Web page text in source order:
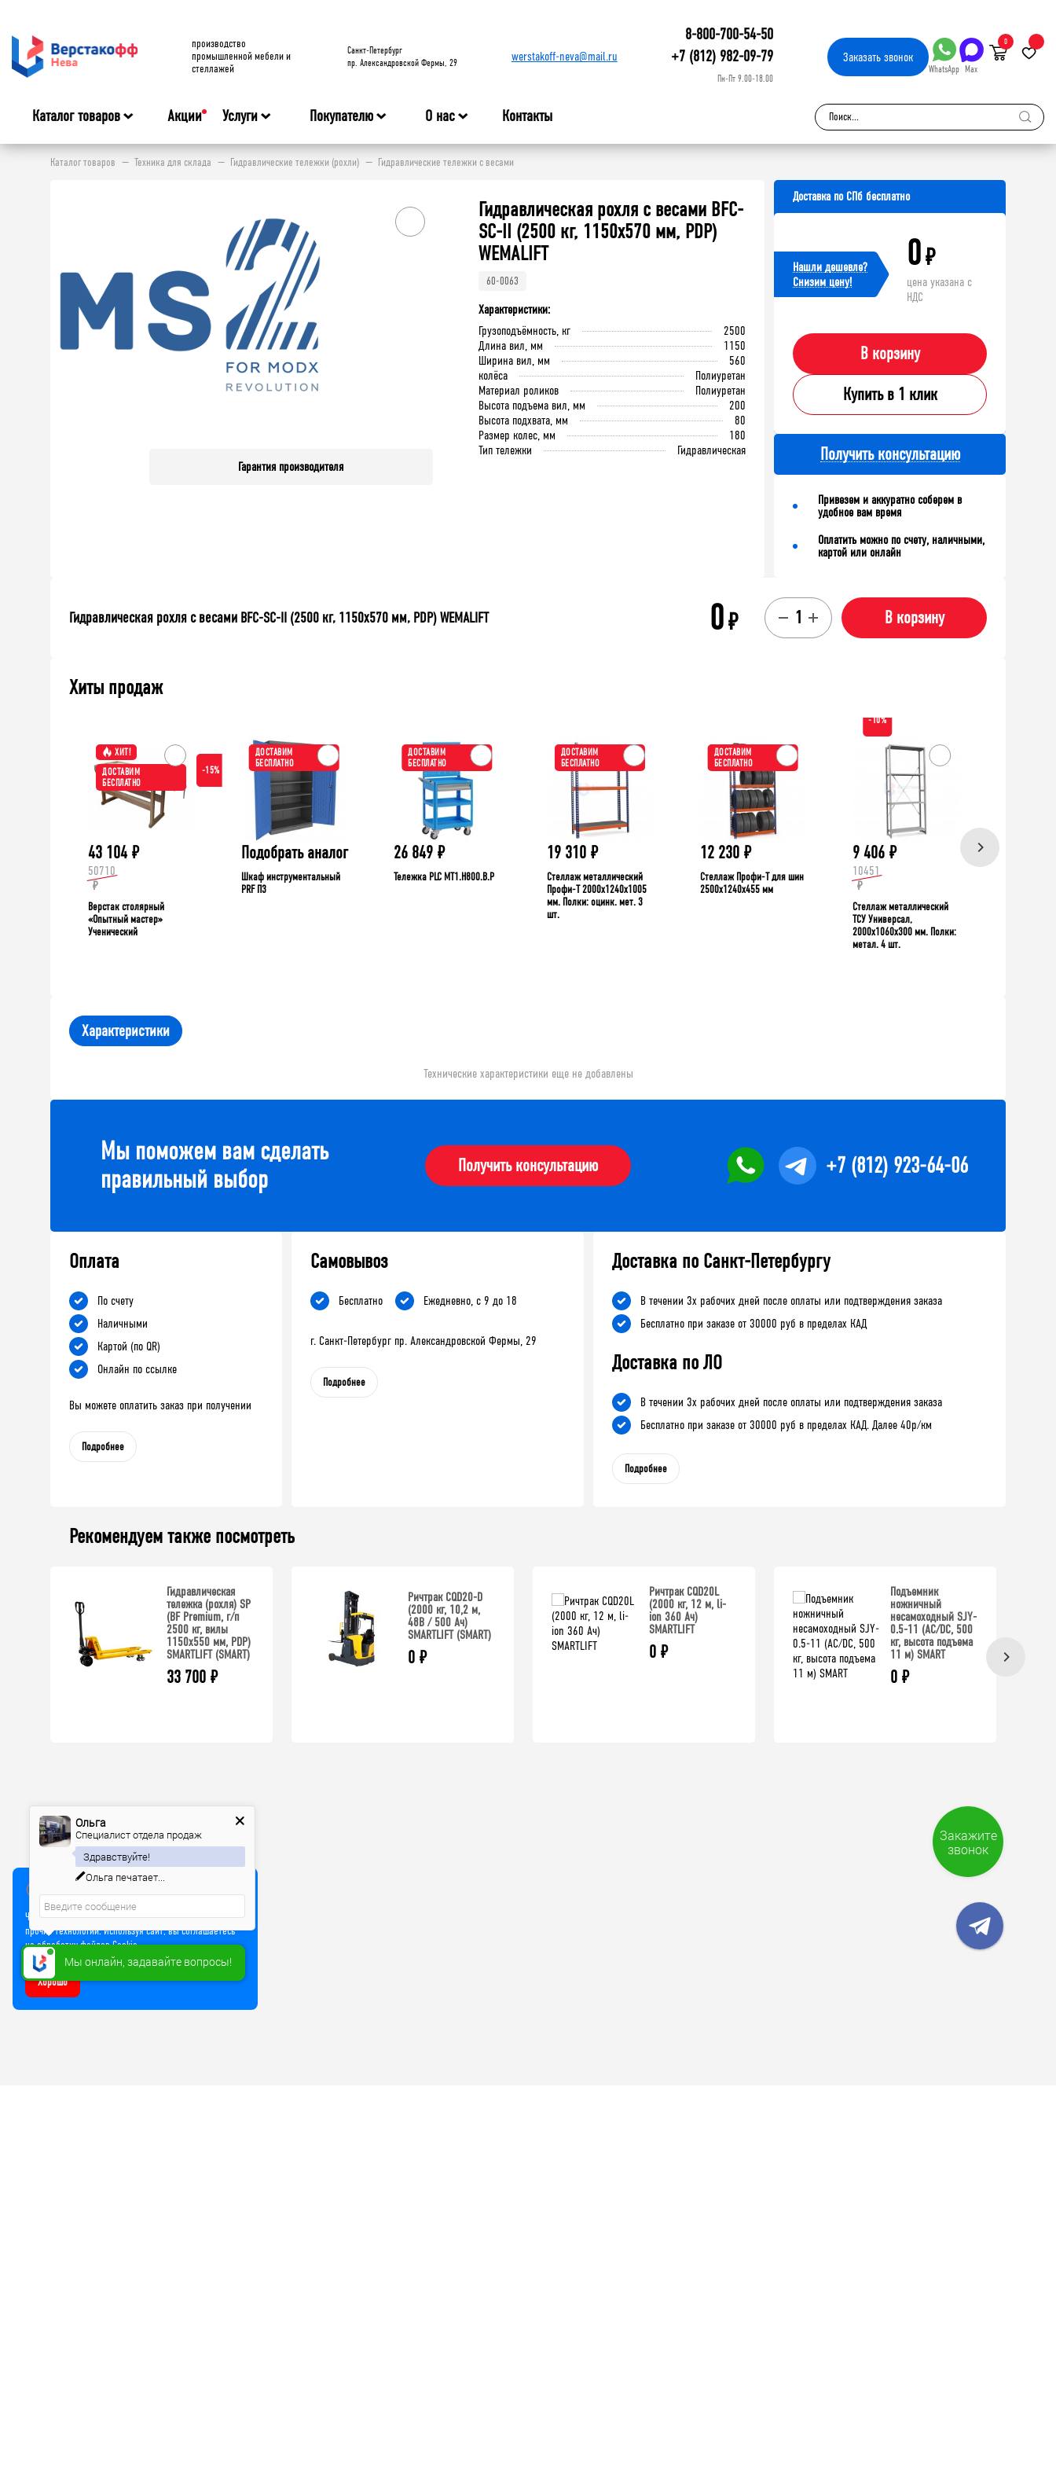
производство
промышленной мебели и
стеллажей
Cанкт-Петербург
пр. Александровской Фермы, 29
werstakoff-neva@mail.ru
8-800-700-54-50
+7 (812) 982-09-79
Пн-Пт 9.00-18.00
Заказатьзвонок
WhatsApp Max
0
Каталог товаров Акции Услуги Покупателю О нас Контакты
Каталог товаров Техника для склада Гидравлические тележки (рохли) Гидравлические тележки с весами
Гарантия производителя
Гидравлическая рохля с весами BFC-
SC-II (2500 кг, 1150х570 мм, PDP)
WEMALIFT
60-0063
Характеристики:
Грузоподъёмность, кг
2500
Длина вил, мм
1150
Ширина вил, мм
560
колёса
Полиуретан
Материал роликов
Полиуретан
Высота подъема вил, мм
200
Высота подхвата, мм
80
Размер колес, мм
180
Тип тележки
Гидравлическая
Доставка по СПб бесплатно
Нашли дешевле?
Cнизим цену!
0₽
цена указана с
НДС
В корзину
Купить в 1 клик
Получить консультацию
Привезем и аккуратно соберем в
удобное вам время
Оплатить можно по счету, наличными,
картой или онлайн
Гидравлическая рохля с весами BFC-SC-II (2500 кг, 1150х570 мм, PDP) WEMALIFT 0₽ В корзину
Хиты продаж
ХИТ!
ДОСТАВИМ
БЕСПЛАТНО
-15%
43 104 ₽
50710
₽
Верстак столярный
«Опытный мастер»
Ученический
ДОСТАВИМ
БЕСПЛАТНО
Подобрать аналог
Шкаф инструментальный
PRF П3
ДОСТАВИМ
БЕСПЛАТНО
26 849 ₽
Тележка PLC МT1.H800.В.Р
ДОСТАВИМ
БЕСПЛАТНО
19 310 ₽
Стеллаж металлический
Профи-Т 2000x1240x1005
мм. Полки: оцинк. мет. 3
шт.
ДОСТАВИМ
БЕСПЛАТНО
12 230 ₽
Стеллаж Профи-Т для шин
2500x1240x455 мм
-10%
9 406 ₽
10451
₽
Стеллаж металлический
ТСУ Универсал,
2000x1060x300 мм. Полки:
метал. 4 шт.
Характеристики
Технические характеристики еще не добавлены
Мы поможем вам сделать
правильный выбор
Получить консультацию +7 (812) 923-64-06
Оплата
По счету
Наличными
Картой (по QR)
Онлайн по ссылке
Вы можете оплатить заказ при получении
Подробнее
Самовывоз
Бесплатно Ежедневно, с 9 до 18
г. Санкт-Петербург пр. Александровской Фермы, 29
Подробнее
Доставка по Санкт-Петербургу
В течении 3х рабочих дней после оплаты или подтверждения заказа
Бесплатно при заказе от 30000 руб в пределах КАД
Доставка по ЛО
В течении 3х рабочих дней после оплаты или подтверждения заказа
Бесплатно при заказе от 30000 руб в пределах КАД. Далее 40р/км
Подробнее
Рекомендуем также посмотреть
Гидравлическая
тележка (рохля) SP
(BF Premium, г/п
2500 кг, вилы
1150x550 мм, PDP)
SMARTLIFT (SMART)
33 700 ₽
Ричтрак CQD20-D
(2000 кг, 10,2 м,
48В / 500 Ач)
SMARTLIFT (SMART)
0 ₽
Ричтрак CQD20L
(2000 кг, 12 м, li-
ion 360 Ач)
SMARTLIFT
0 ₽
Подъемник
ножничный
несамоходный SJY-
0.5-11 (AC/DC, 500
кг, высота подъема
11 м) SMART
0 ₽
Чтобы улучшить работу сайта, мы используем Cookie и
прочие технологии. Используя сайт, вы соглашаетесь
на обработку файлов Cookie
Хорошо
Закажите
Мы онлайн, задавайте вопросы!
Ольга
Специалист отдела продаж
Здравствуйте!
Ольга печатает...